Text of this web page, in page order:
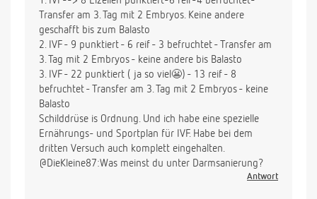
Transfer am 3. Tag mit 2 Embryos. Keine andere
geschafft bis zum Balasto
2. IVF - 9 punktiert - 6 reif - 3 befruchtet - Transfer am
3. Tag mit 2 Embryos - keine andere bis Balasto
3. IVF - 22 punktiert ( ja so viel😬) - 13 reif - 8
befruchtet - Transfer am 3. Tag mit 2 Embryos - keine
Balasto
Schilddrüse is Ordnung. Und ich habe eine spezielle
Ernährungs- und Sportplan für IVF. Habe bei dem
dritten Versuch auch komplett eingehalten.
@DieKleine87:Was meinst du unter Darmsanierung?
Antwort